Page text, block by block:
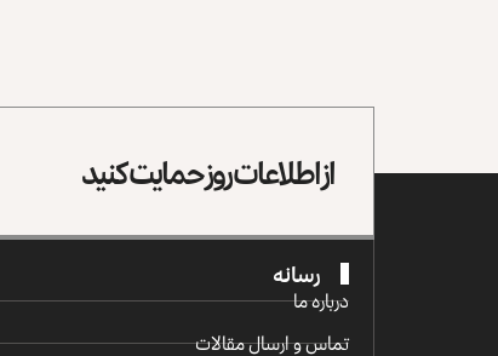
از اطلاعات روز حمایت کنید
رسانه
درباره ما
تماس و ارسال مقالات